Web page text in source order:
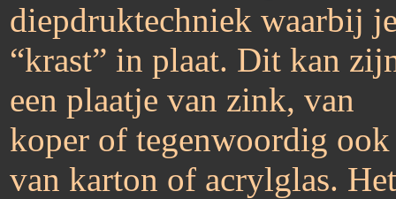
diepdruktechniek waarbij
“krast” in plaat. Dit kan
een plaatje van zink, van
koper of tegenwoordig ook
van karton of acrylglas. Het